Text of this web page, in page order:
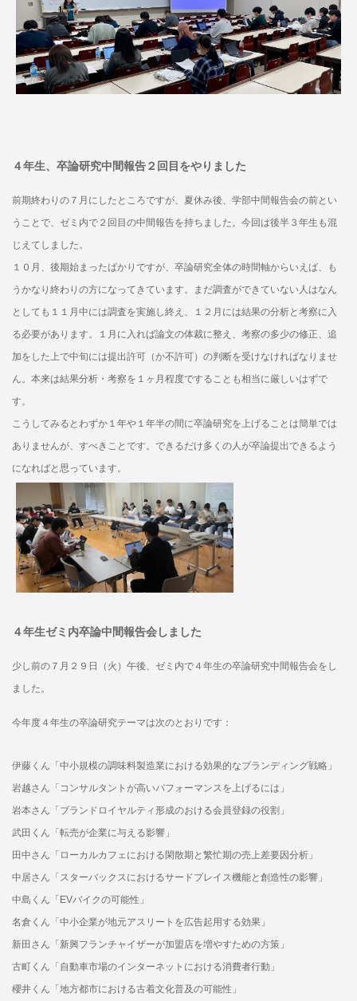
４年生、卒論研究中間報告２回目をやりました
前期終わりの７月にしたところですが、夏休み後、学部中間報告会の前とい
うことで、ゼミ内で２回目の中間報告を持ちました。今回は後半３年生も混
じえてしました。
１０月、後期始まったばかりですが、卒論研究全体の時間軸からいえば、も
うかなり終わりの方になってきています。まだ調査ができていない人はなん
としても１１月中には調査を実施し終え、１２月には結果の分析と考察に入
る必要があります。１月に入れば論文の体裁に整え、考察の多少の修正、追
加をした上で中旬には提出許可（か不許可）の判断を受けなければなりませ
ん。本来は結果分析・考察を１ヶ月程度ですることも相当に厳しいはずで
す。
こうしてみるとわずか１年や１年半の間に卒論研究を上げることは簡単では
ありませんが、すべきことです。できるだけ多くの人が卒論提出できるよう
になればと思っています。
４年生ゼミ内卒論中間報告会しました
少し前の７月２９日（火）午後、ゼミ内で４年生の卒論研究中間報告会をし
ました。
今年度４年生の卒論研究テーマは次のとおりです：
伊藤くん「中小規模の調味料製造業における効果的なブランディング戦略」
岩越さん「コンサルタントが高いパフォーマンスを上げるには」
岩本さん「ブランドロイヤルティ形成のおける会員登録の役割」
武田くん「転売が企業に与える影響」
田中さん「ローカルカフェにおける閑散期と繁忙期の売上差要因分析」
中居さん「スターバックスにおけるサードプレイス機能と創造性の影響」
中島くん「EVバイクの可能性」
名倉くん「中小企業が地元アスリートを広告起用する効果」
新田さん「新興フランチャイザーが加盟店を増やすための方策」
古町くん「自動車市場のインターネットにおける消費者行動」
櫻井くん「地方都市における古着文化普及の可能性」